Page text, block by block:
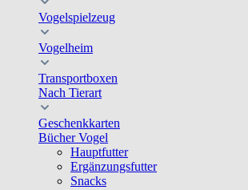
Vogelspielzeug
Vogelheim
Transportboxen
Nach Tierart
Geschenkkarten
Bücher Vogel
Hauptfutter
Ergänzungsfutter
Snacks